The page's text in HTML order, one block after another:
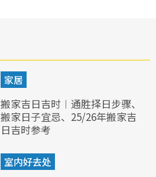
家居
搬家吉日吉时︱通胜择日步骤、
搬家日子宜忌、25/26年搬家吉
日吉时参考
室内好去处